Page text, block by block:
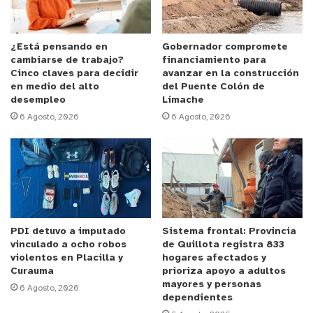
Prefectura Aconcagua.
Anuncio Patrocinado
Producto de esta diligencia exitosa se logró sacar
de circulación droga que iba a ser distribuida en
distintos puntos del país, cuya cantidad se traduce
en 160 mil dosis avaluadas en un monto cercano a
los $800 millones.
“Carabineros realiza un trabajo constante para
controlar que las distintas sustancias lleguen a un
destino final en las poblaciones en las distintas
ciudades de nuestro país. Esto se suma a una
importante labor de la semana pasada donde hubo
una incautación importante de 100 kilos de droga.
Es un trabajo silencioso, pero que va rindiendo
¿Está pensando en
cambiarse de trabajo?
Cinco claves para decidir
en medio del alto
desempleo
6 Agosto, 2026
Gobernador compromete
financiamiento para
avanzar en la construcción
del Puente Colón de
Limache
6 Agosto, 2026
PDI detuvo a imputado
vinculado a ocho robos
violentos en Placilla y
Curauma
6 Agosto, 2026
Sistema frontal: Provincia
de Quillota registra 833
hogares afectados y
prioriza apoyo a adultos
mayores y personas
dependientes